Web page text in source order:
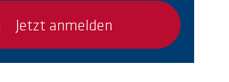
Jetzt anmelden